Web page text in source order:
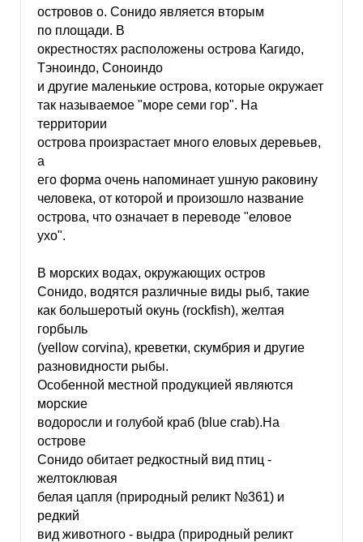
островов о. Сонидо является вторым
по площади. В
окрестностях расположены острова Кагидо,
Тэноиндо, Соноиндо
и другие маленькие острова, которые окружает
так называемое "море семи гор". На
территории
острова произрастает много еловых деревьев,
а
его форма очень напоминает ушную раковину
человека, от которой и произошло название
острова, что означает в переводе "еловое
ухо".
В морских водах, окружающих остров
Сонидо, водятся различные виды рыб, такие
как большеротый окунь (rockfish), желтая
горбыль
(yellow corvina), креветки, скумбрия и другие
разновидности рыбы.
Особенной местной продукцией являются
морские
водоросли и голубой краб (blue crab).На
острове
Сонидо обитает редкостный вид птиц -
желтоклювая
белая цапля (природный реликт №361) и
редкий
вид животного - выдра (природный реликт